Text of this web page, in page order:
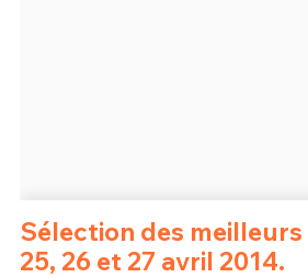
Sélection des
25, 26 et 27 avril 2014.